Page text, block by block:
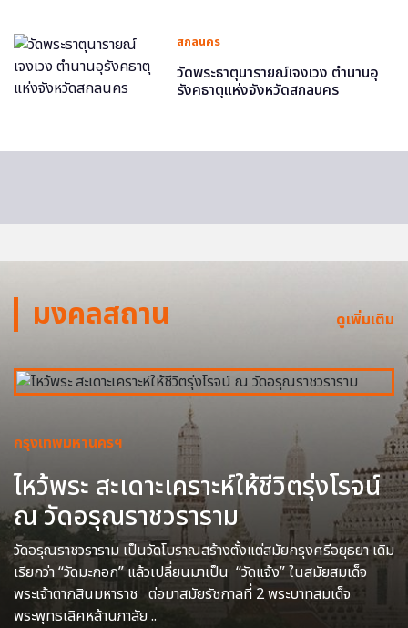
สกลนคร
วัดพระธาตุนารายณ์เจงเวง ตำนานอุ
รังคธาตุแห่งจังหวัดสกลนคร
มงคลสถาน ดูเพิ่มเติม
กรุงเทพมหานครฯ
ไหว้พระ สะเดาะเคราะห์ให้ชีวิตรุ่งโรจน์
ณ วัดอรุณราชวราราม
วัดอรุณราชวราราม เป็นวัดโบราณสร้างตั้งแต่สมัยกรุงศรีอยุธยา เดิม
เรียกว่า “วัดมะกอก” แล้วเปลี่ยนมาเป็น “วัดแจ้ง” ในสมัยสมเด็จ
พระเจ้าตากสินมหาราช ต่อมาสมัยรัชกาลที่ 2 พระบาทสมเด็จ
พระพุทธเลิศหล้านภาลัย ..